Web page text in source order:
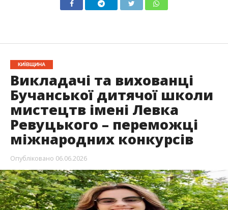
КИЇВЩИНА
Викладачі та вихованці
Бучанської дитячої школи
мистецтв імені Левка
Ревуцького – переможці
міжнародних конкурсів
Опубліковано 06.06.2026